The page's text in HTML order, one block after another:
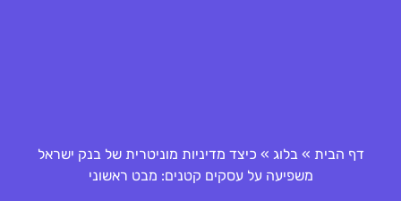
דף הבית » בלוג » כיצד מדיניות מוניטרית של בנק ישראל
משפיעה על עסקים קטנים: מבט ראשוני